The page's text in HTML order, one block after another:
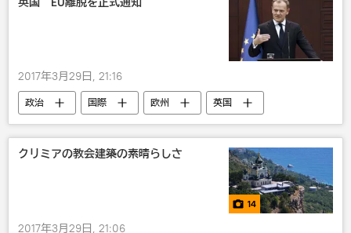
2017年3月29日, 21:16
政治 国際 欧州
英国
Brexit： 英国のEU離脱
クリミアの教会建築の素晴らしさ
14
2017年3月29日, 21:06